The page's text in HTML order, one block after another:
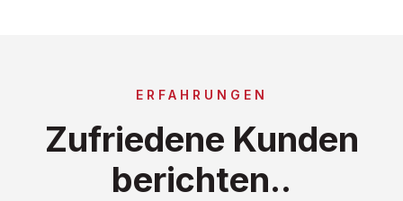
ERFAHRUNGEN
Zufriedene Kunden
berichten..